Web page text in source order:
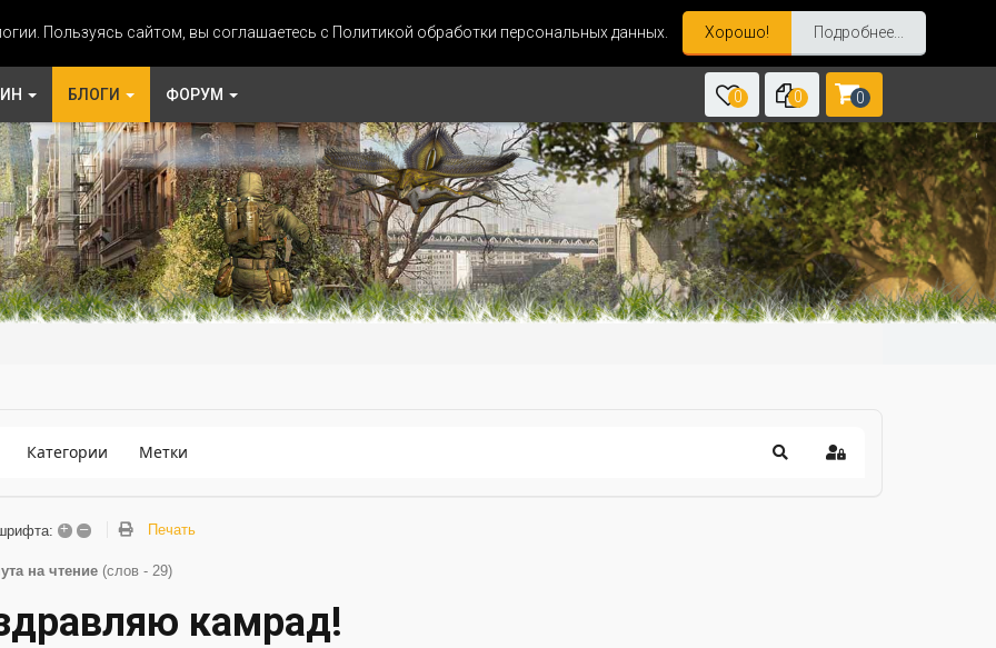
Пользуясь сайтом, вы соглашаетесь с Политикой обработки персональных данных. Хорошо! Подробнее...
БЛОГИ ФОРУМ 0 0 0
Категории Метки
+ – Печать
на чтение (слов - 29)
камрад!